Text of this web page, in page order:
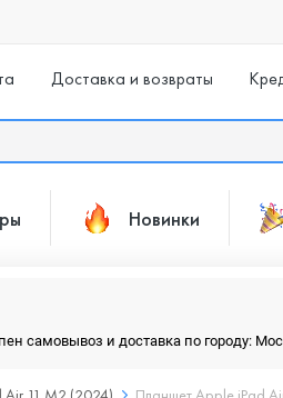
Доставка и возвраты
Новинки
самовывоз и доставка по городу: